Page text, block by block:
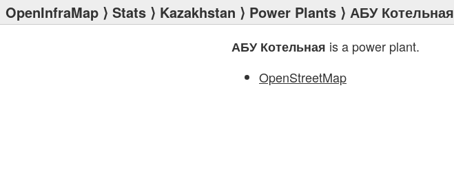
OpenInfraMap ⟩ Stats ⟩ Kazakhstan ⟩ Power Plants ⟩ АБУ Котельная
АБУ Котельная is a power plant.
OpenStreetMap